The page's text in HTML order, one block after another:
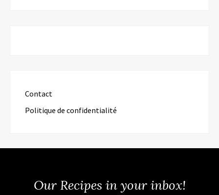
Contact
Politique de confidentialité
Our Recipes in your inbox!